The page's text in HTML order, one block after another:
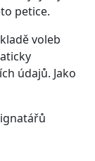
petice.
voleb
údajů. Jako